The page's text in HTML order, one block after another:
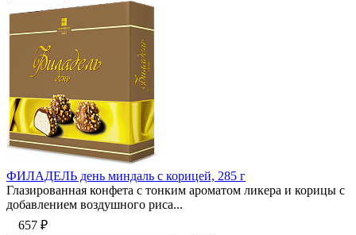
ФИЛАДЕЛЬ день миндаль с корицей, 285 г
Глазированная конфета с тонким ароматом ликера и корицы с
добавлением воздушного риса...
657 ₽